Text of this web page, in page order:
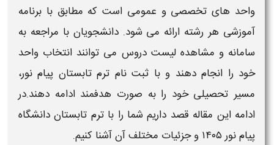
واحد های تخصصی و عمومی است که مطابق با برنامه
آموزشی هر رشته ارائه می شود. دانشجویان با مراجعه به
سامانه و مشاهدهلیست دروس می توانند انتخاب واحد
خود را انجام دهند و با ثبت نام ترم تابستان پیام نور،
مسیر تحصیلی خود را به صورت هدفمند ادامه دهند.در
ادامه این مقاله قصد داریم شما را باترم تابستان دانشگاه
پیام نور ۱۴۰۵ و جزئیات مختلف آن آشنا کنیم.